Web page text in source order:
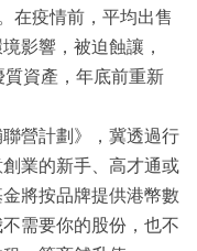
在疫情前，平均出售
影響，被迫蝕讓，
質資產，年底前重新
營計劃》，冀透過行
業的新手、高才通或
將按品牌提供港幣數
需要你的股份，也不